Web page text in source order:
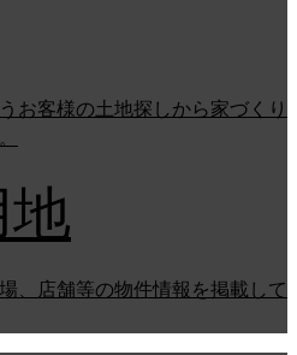
お客様の土地探しから家づくり
地
、店舗等の物件情報を掲載して